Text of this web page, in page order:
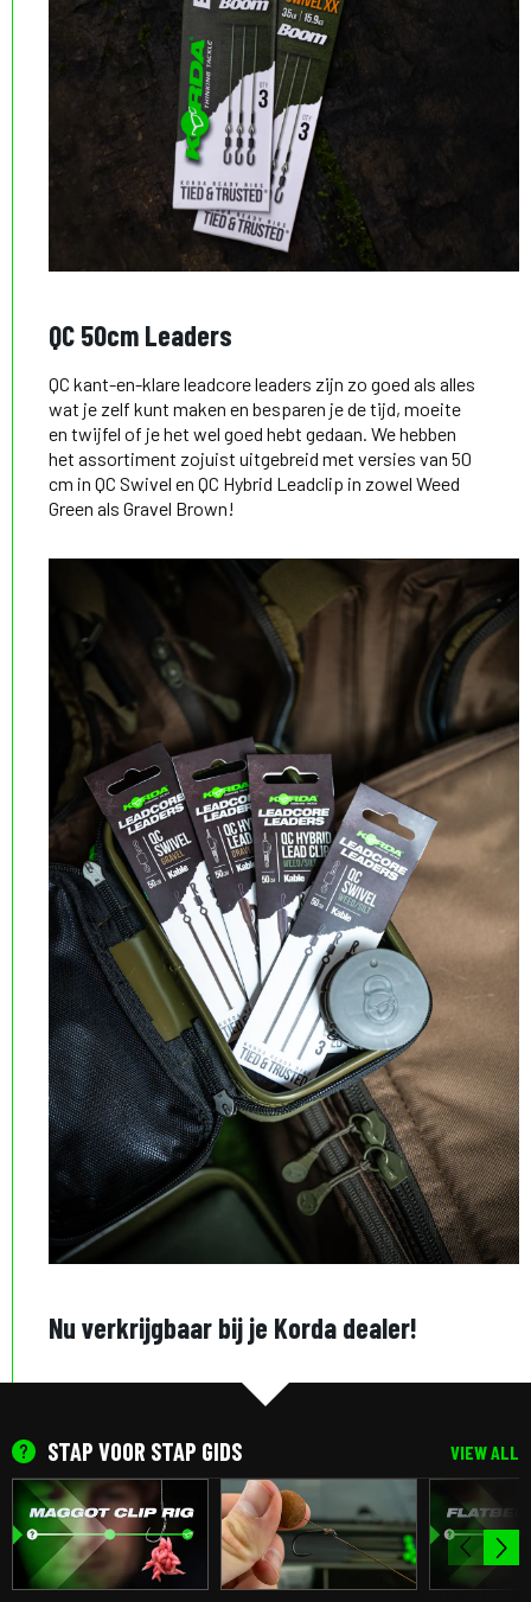
QC 50cm Leaders
QC kant-en-klare leadcore leaders zijn zo goed als alles
wat je zelf kunt maken en besparen je de tijd, moeite
en twijfel of je het wel goed hebt gedaan. We hebben
het assortiment zojuist uitgebreid met versies van 50
cm in QC Swivel en QC Hybrid Leadclip in zowel Weed
Green als Gravel Brown!
Nu verkrijgbaar bij je Korda dealer!
STAP VOOR STAP GIDS VIEW ALL